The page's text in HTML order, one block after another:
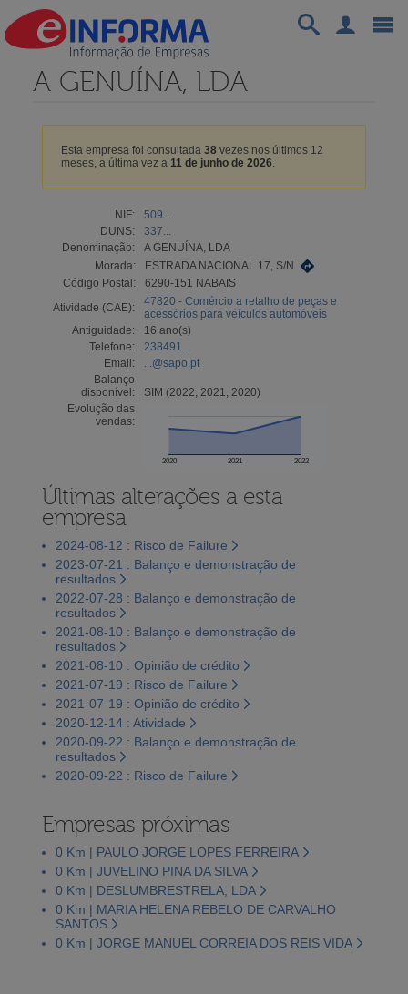
A GENUÍNA, LDA
Esta empresa foi consultada 38vezes nos últimos 12
meses, a última vez a 11 de junho de 2026.
NIF:
509...
DUNS:
337...
Denominação:
A GENUÍNA, LDA
Morada:
ESTRADA NACIONAL 17, S/N
Código Postal:
6290-151 NABAIS
Atividade (CAE):
47820 - Comércio a retalho de peças e
acessórios para veículos automóveis
Antiguidade:
16 ano(s)
Telefone:
238491...
Email:
...@sapo.pt
Balanço
disponível:
SIM (2022, 2021, 2020)
Evolução das
vendas:
2020 2021 2022
Últimas alterações a esta
empresa
2024-08-12 : Risco de Failure
2023-07-21 : Balanço e demonstração de
resultados
2022-07-28 : Balanço e demonstração de
resultados
2021-08-10 : Balanço e demonstração de
resultados
2021-08-10 : Opinião de crédito
2021-07-19 : Risco de Failure
2021-07-19 : Opinião de crédito
2020-12-14 : Atividade
2020-09-22 : Balanço e demonstração de
resultados
2020-09-22 : Risco de Failure
Empresas próximas
0 Km | PAULO JORGE LOPES FERREIRA
0 Km | JUVELINO PINA DA SILVA
0 Km | DESLUMBRESTRELA, LDA
0 Km | MARIA HELENA REBELO DE CARVALHO
SANTOS
0 Km | JORGE MANUEL CORREIA DOS REIS VIDA